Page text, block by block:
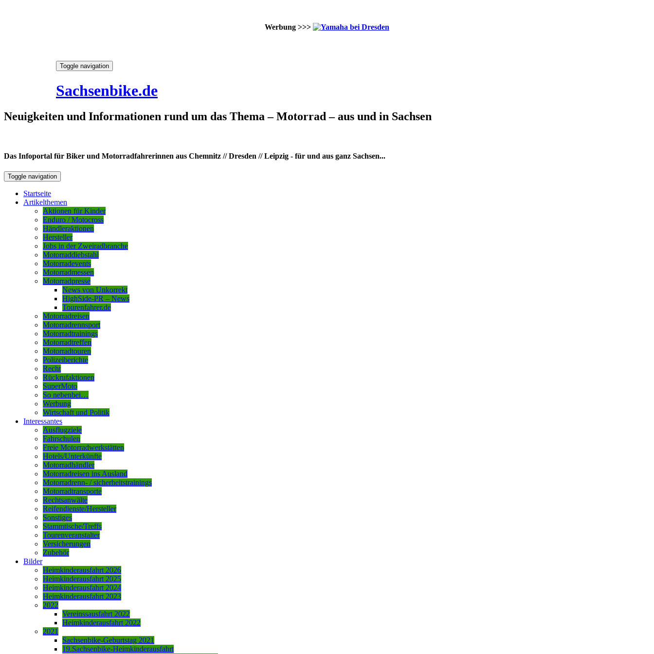
Werbung >>>
Toggle navigation
Sachsenbike.de
Neuigkeiten und Informationen rund um das Thema – Motorrad – aus und in Sachsen
Das Infoportal für Biker und Motorradfahrerinnen aus Chemnitz // Dresden // Leipzig - für und aus ganz Sachsen...
Toggle navigation
Startseite
Artikelthemen
Aktionen für Kinder
Enduro / Motocross
Händleraktionen
Hersteller
Jobs in der Zweiradbranche
Motorraddiebstahl
Motorradevents
Motorradmessen
Motorradpresse
News von Unkorrekt
HighSide-PR – News
Tourenfahrer.de
Motorradreisen
Motorradrennsport
Motorradtrainings
Motorradtreffen
Motorradtouren
Polizeiberichte
Recht
Rückrufaktionen
SuperMoto
So nebenbei…
Werbung
Wirtschaft und Politik
Interessantes
Ausflugziele
Fahrschulen
Freie Motorradwerkstätten
Hotels/Unterkünfte
Motorradhändler
Motorradreisen ins Ausland
Motorradrenn- / sicherheitstrainings
Motorradtransporte
Rechtsanwälte
Reifendienste/Hersteller
Sonstiges
Stammtische/Treffs
Tourenveranstalter
Versicherungen
Zubehör
Bilder
Heimkinderausfahrt 2026
Heimkinderausfahrt 2025
Heimkinderausfahrt 2024
Heimkinderausfahrt 2023
2022
Vereinssausfahrt 2022
Heimkinderausfahrt 2022
2021
Sachsenbike-Geburtstag 2021
19.Sachsenbike-Heimkinderausfahrt